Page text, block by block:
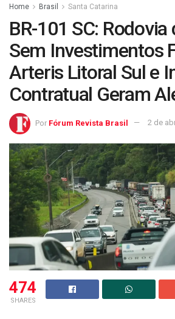
Home Brasil Santa Catarina
BR-101 SC:
Sem Investimentos
Arteris Litoral Sul e
Contratual Geram
Por Fórum Revista Brasil 2 de
474
SHARES